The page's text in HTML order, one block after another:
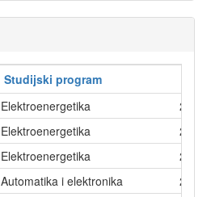
Studijski program
Elektroenergetika
Elektroenergetika
Elektroenergetika
Automatika i elektronika